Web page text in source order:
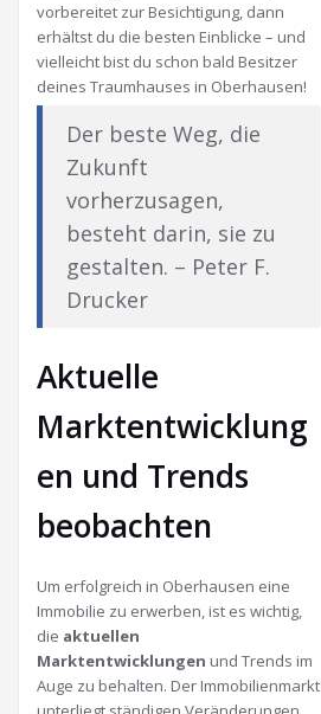
vorbereitet zur Besichtigung, dann
erhältst du die besten Einblicke – und
vielleicht bist du schon bald Besitzer
deines Traumhauses in Oberhausen!
Der beste Weg, die
Zukunft
vorherzusagen,
besteht darin, sie zu
gestalten. – Peter F.
Drucker
Aktuelle
Marktentwicklung
en und Trends
beobachten
Um erfolgreich in Oberhausen eine
Immobilie zu erwerben, ist es wichtig,
die aktuellen
Marktentwicklungen und Trends im
Auge zu behalten. Der Immobilienmarkt